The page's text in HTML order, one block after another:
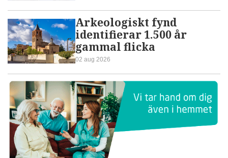
Arkeologiskt fynd
identifierar 1.500 år
gammal flicka
02 aug 2026